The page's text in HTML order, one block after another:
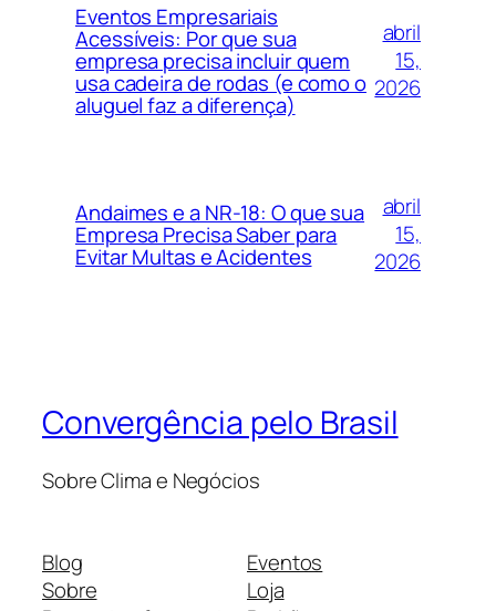
Eventos Empresariais
Acessíveis: Por que sua
empresa precisa incluir quem
usa cadeira de rodas (e como o
aluguel faz a diferença)
abril
15,
2026
Andaimes e a NR-18: O que sua
Empresa Precisa Saber para
Evitar Multas e Acidentes
abril
15,
2026
Convergência pelo Brasil
Sobre Clima e Negócios
Blog
Sobre
Eventos
Loja